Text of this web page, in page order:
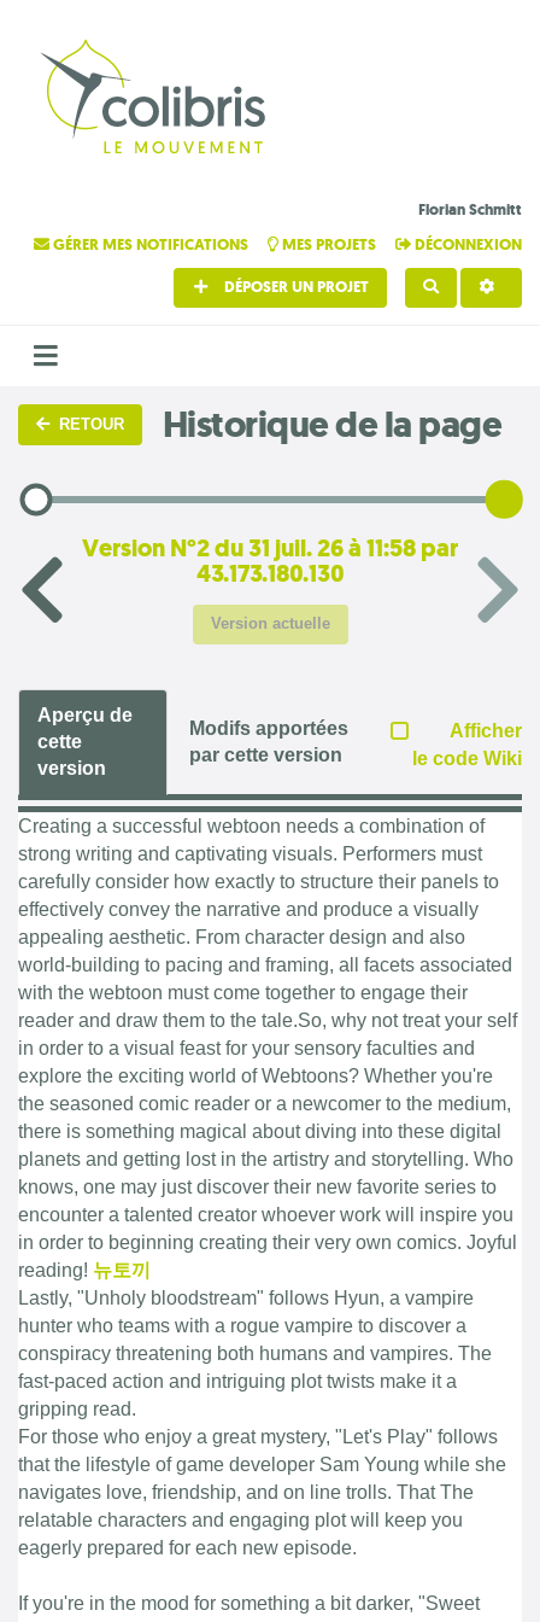
Florian Schmitt
GÉRER MES NOTIFICATIONS
MES PROJETS DÉCONNEXION
DÉPOSER UN PROJET
RETOUR Historique de la page
Version N°2 du 31 juil. 26 à 11:58 par
43.173.180.130
Version actuelle
Aperçu de
cette
version
Modifs apportées
par cette version
Afficher
le code Wiki